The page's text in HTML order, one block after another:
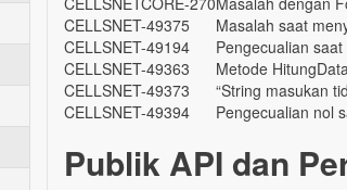
CELLSNET-49375
Masalah saat
CELLSNET-49194
Pengecualian
CELLSNET-49363
Metode
CELLSNET-49373
“String masukan
CELLSNET-49394
Pengecualian nol
Publik API dan